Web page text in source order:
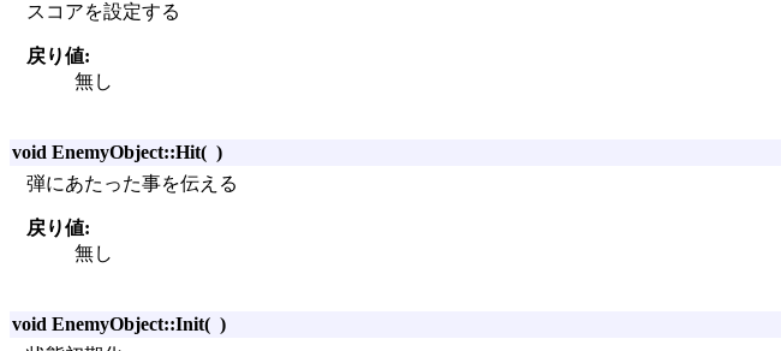
スコアを設定する
戻り値:
無し
void EnemyObject::Hit( )
弾にあたった事を伝える
戻り値:
無し
void EnemyObject::Init( )